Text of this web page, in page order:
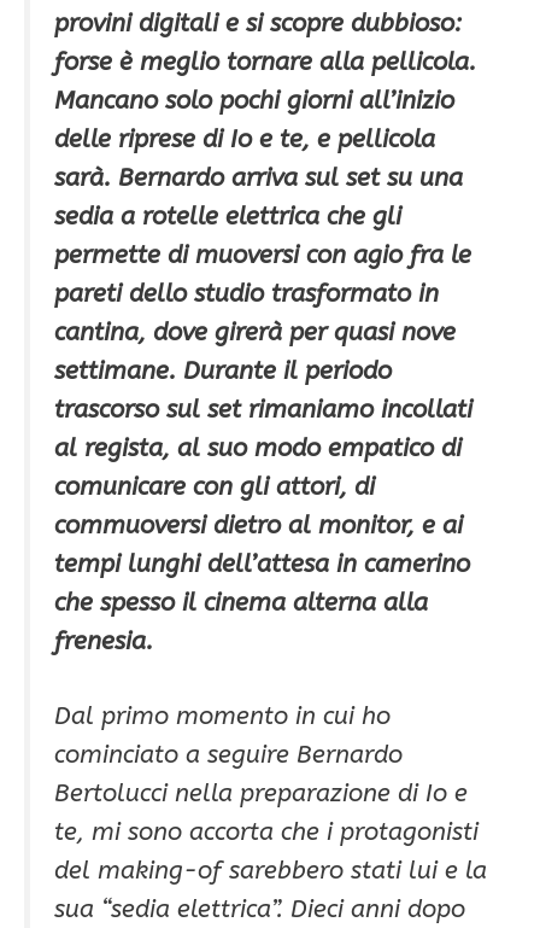
provini digitali e si scopre dubbioso:
forse è meglio tornare alla pellicola.
Mancano solo pochi giorni all’inizio
delle riprese di Io e te, e pellicola
sarà. Bernardo arriva sul set su una
sedia a rotelle elettrica che gli
permette di muoversi con agio fra le
pareti dello studio trasformato in
cantina, dove girerà per quasi nove
settimane. Durante il periodo
trascorso sul set rimaniamo incollati
al regista, al suo modo empatico di
comunicare con gli attori, di
commuoversi dietro al monitor, e ai
tempi lunghi dell’attesa in camerino
che spesso il cinema alterna alla
frenesia.
Dal primo momento in cui ho
cominciato a seguire Bernardo
Bertolucci nella preparazione di Io e
te, mi sono accorta che i protagonisti
del making-of sarebbero stati lui e la
sua “sedia elettrica”. Dieci anni dopo